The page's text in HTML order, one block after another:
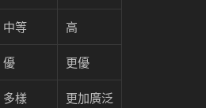
中等 高
優 更優
多樣 更加廣泛